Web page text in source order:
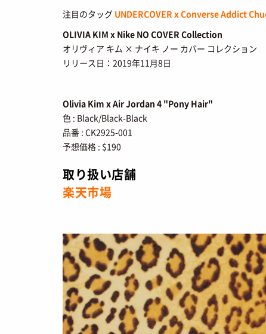
/
注目のタッグ UNDERCOVER x Converse Addict
OLIVIA KIM x Nike NO COVER Collection
オリヴィア キム × ナイキ ノー カバー コレクション
リリース日：2019年11月8日
Olivia Kim x Air Jordan 4 "Pony Hair"
色 : Black/Black-Black
品番 : CK2925-001
予想価格 : $190
取り扱い店舗
楽天市場